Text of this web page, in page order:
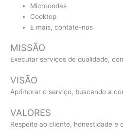
Microondas
Cooktop
E mais, contate-nos
MISSÃO
Executar serviços de qualidade,
VISÃO
Aprimorar o serviço, buscando a
VALORES
Respeito ao cliente, honestidade e